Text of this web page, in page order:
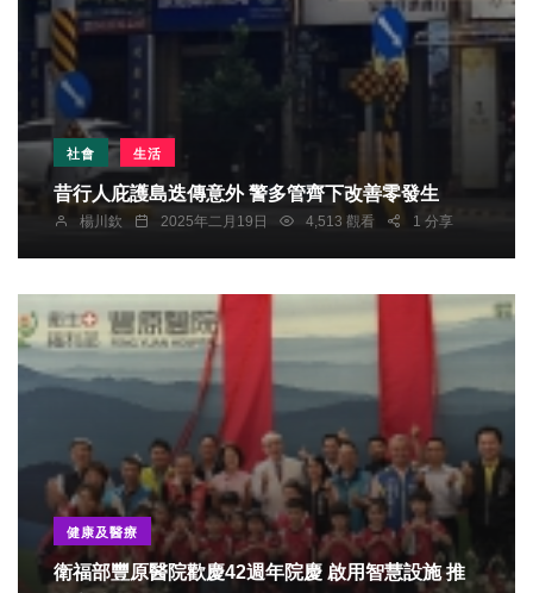
社會 生活
昔行人庇護島迭傳意外 警多管齊下改善零發生
楊川欽 2025年二月19日 4,513 觀看 1 分享
健康及醫療
衛福部豐原醫院歡慶42週年院慶 啟用智慧設施 推